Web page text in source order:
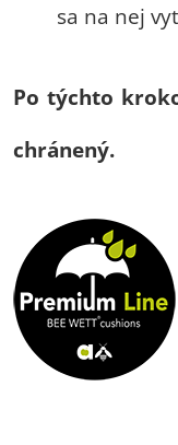
sa na nej
Po týchto
chránený.